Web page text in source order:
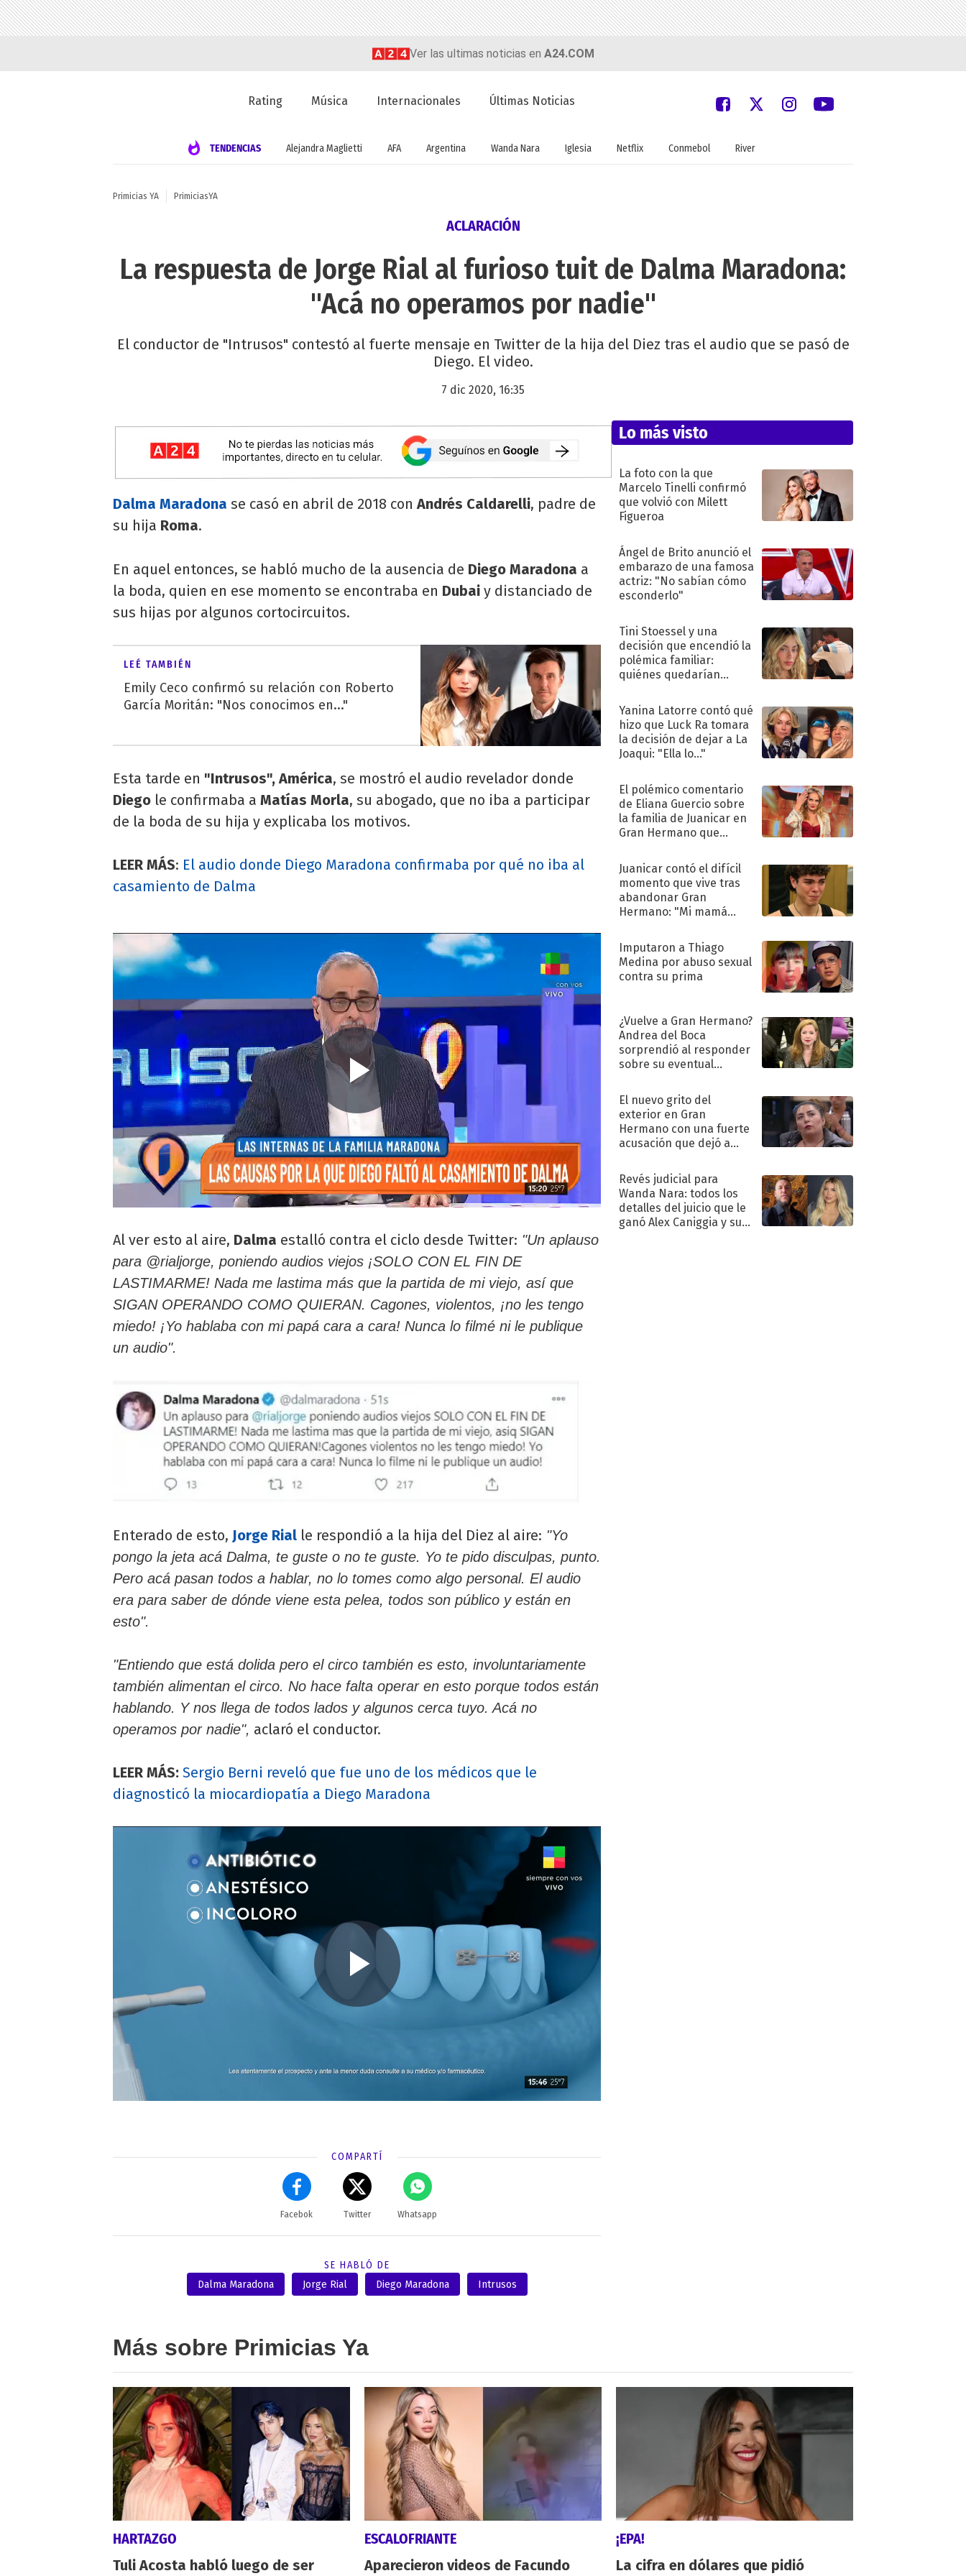
Ver las ultimas noticias en A24.COM
Rating Música Internacionales Últimas Noticias
TENDENCIAS Alejandra Maglietti AFA Argentina Wanda Nara Iglesia Netflix Conmebol River
Primicias YA PrimiciasYA
ACLARACIÓN
La respuesta de Jorge Rial al furioso tuit de Dalma Maradona:
"Acá no operamos por nadie"
El conductor de "Intrusos" contestó al fuerte mensaje en Twitter de la hija del Diez tras el audio que se pasó de
Diego. El video.
7 dic 2020, 16:35
Dalma Maradona se casó en abril de 2018 conAndrés Caldarelli, padre de
su hija Roma.
En aquel entonces, se habló mucho de la ausencia de Diego Maradona a
la boda, quien en ese momento se encontraba en Dubai y distanciado de
sus hijas por algunos cortocircuitos.
LEÉ TAMBIÉN
Emily Ceco confirmó su relación con Roberto
García Moritán: "Nos conocimos en..."
Esta tarde en "Intrusos", América, se mostró el audio revelador donde
Diego le confirmaba a Matías Morla, su abogado, que no iba a participar
de la boda de su hija y explicaba los motivos.
LEER MÁS: El audio donde Diego Maradona confirmaba por qué no iba al
casamiento de Dalma
Al ver esto al aire, Dalma estalló contra el ciclo desde Twitter: "Un aplauso
para @rialjorge, poniendo audios viejos ¡SOLO CON EL FIN DE
LASTIMARME! Nada me lastima más que la partida de mi viejo, así que
SIGAN OPERANDO COMO QUIERAN. Cagones, violentos, ¡no les tengo
miedo! ¡Yo hablaba con mi papá cara a cara! Nunca lo filmé ni le publique
un audio".
Enterado de esto, Jorge Rial le respondió a la hija del Diez al aire: "Yo
pongo la jeta acá Dalma, te guste o no te guste. Yo te pido disculpas, punto.
Pero acá pasan todos a hablar, no lo tomes como algo personal. El audio
era para saber de dónde viene esta pelea, todos son público y están en
esto".
"Entiendo que está dolida pero el circo también es esto, involuntariamente
también alimentan el circo. No hace falta operar en esto porque todos están
hablando. Y nos llega de todos lados y algunos cerca tuyo. Acá no
operamos por nadie", aclaró el conductor.
LEER MÁS: Sergio Berni reveló que fue uno de los médicos que le
diagnosticó la miocardiopatía a Diego Maradona
COMPARTÍ
Facebok Twitter Whatsapp
SE HABLÓ DE
Dalma Maradona
Jorge Rial Diego Maradona Intrusos
Lo más visto
La foto con la que
Marcelo Tinelli confirmó
que volvió con Milett
Figueroa
Ángel de Brito anunció el
embarazo de una famosa
actriz: "No sabían cómo
esconderlo"
Tini Stoessel y una
decisión que encendió la
polémica familiar:
quiénes quedarían
Yanina Latorre contó qué
hizo que Luck Ra tomara
la decisión de dejar a La
Joaqui: "Ella lo..."
El polémico comentario
de Eliana Guercio sobre
la familia de Juanicar en
Gran Hermano que
Juanicar contó el difícil
momento que vive tras
abandonar Gran
Hermano: "Mi mamá
Imputaron a Thiago
Medina por abuso sexual
contra su prima
¿Vuelve a Gran Hermano?
Andrea del Boca
sorprendió al responder
sobre su eventual
El nuevo grito del
exterior en Gran
Hermano con una fuerte
acusación que dejó a
"Traidora"
Revés judicial para
Wanda Nara: todos los
detalles del juicio que le
ganó Alex Caniggia y sus
Más sobre Primicias Ya
HARTAZGO
Tuli Acosta habló luego de ser
ESCALOFRIANTE
Aparecieron videos de Facundo
¡EPA!
La cifra en dólares que pidió